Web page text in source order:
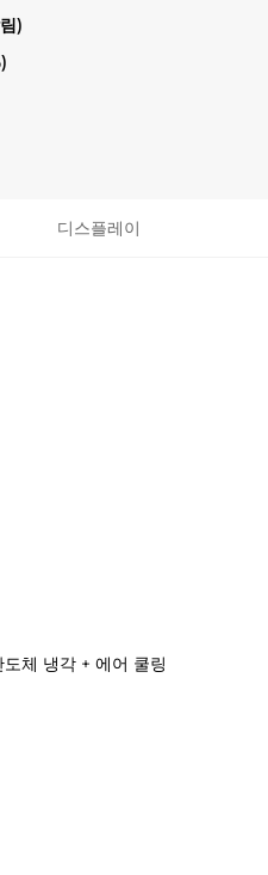
)
디스플레이
체 냉각 + 에어 쿨링